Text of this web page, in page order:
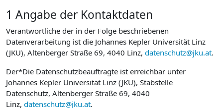
1 Angabe der Kontaktdaten
Verantwortliche der in der Folge beschriebenen
Datenverarbeitung ist die Johannes Kepler Universität Linz
(JKU), Altenberger Straße 69, 4040 Linz, datenschutz@jku.at.
Der*Die Datenschutzbeauftragte ist erreichbar unter
Johannes Kepler Universität Linz (JKU), Stabstelle
Datenschutz, Altenberger Straße 69, 4040
Linz, datenschutz@jku.at.